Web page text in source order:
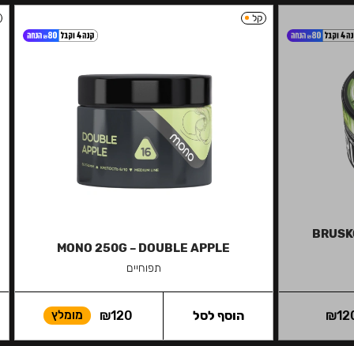
₪
קל
MONO 250G – DOUBLE APPLE
תפוחיים
₪120 מומלץ הוסף לסל